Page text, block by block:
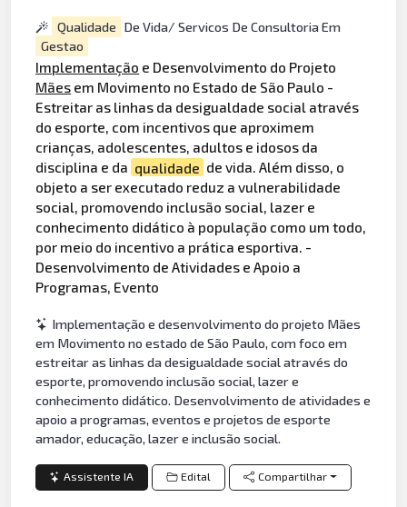
Qualidade De Vida/ Servicos De Consultoria Em
Gestao
Implementação e Desenvolvimento do Projeto
Mães em Movimento no Estado de São Paulo -
Estreitar as linhas da desigualdade social através
do esporte, com incentivos que aproximem
crianças, adolescentes, adultos e idosos da
disciplina e da qualidade de vida. Além disso, o
objeto a ser executado reduz a vulnerabilidade
social, promovendo inclusão social, lazer e
conhecimento didático à população como um todo,
por meio do incentivo a prática esportiva. -
Desenvolvimento de Atividades e Apoio a
Programas, Evento
Implementação e desenvolvimento do projeto Mães
em Movimento no estado de São Paulo, com foco em
estreitar as linhas da desigualdade social através do
esporte, promovendo inclusão social, lazer e
conhecimento didático. Desenvolvimento de atividades e
apoio a programas, eventos e projetos de esporte
amador, educação, lazer e inclusão social.
Assistente IA Edital Compartilhar